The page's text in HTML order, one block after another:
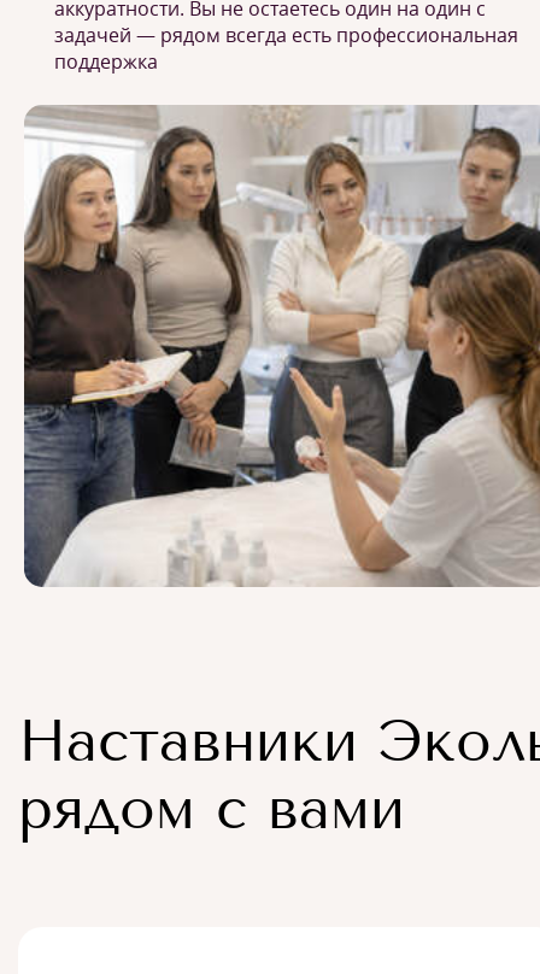
аккуратности. Вы не остаетесь один на один с
задачей — рядом всегда есть профессиональная
поддержка
Наставники
рядом с вами